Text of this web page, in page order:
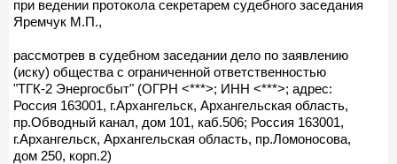
при ведении протокола секретарем судебного заседания
Яремчук М.П.,
рассмотрев в судебном заседании дело по заявлению
(иску) общества с ограниченной ответственностью
"ТГК-2 Энергосбыт" (ОГРН <***>; ИНН <***>; адрес:
Россия 163001, г.Архангельск, Архангельская область,
пр.Обводный канал, дом 101, каб.506; Россия 163001,
г.Архангельск, Архангельская область, пр.Ломоносова,
дом 250, корп.2)